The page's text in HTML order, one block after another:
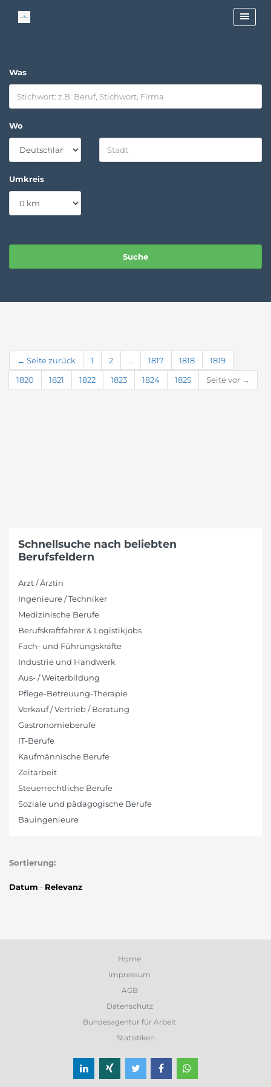
Was
Wo
Umkreis
← Seite zurück 1 2 … 1817 1818
1819
1820
1821 1822 1823 1824 1825 Seite vor →
Schnellsuche nach beliebten
Berufsfeldern
Arzt / Ärztin
Ingenieure / Techniker
Medizinische Berufe
Berufskraftfahrer & Logistikjobs
Fach- und Führungskräfte
Industrie und Handwerk
Aus- / Weiterbildung
Pflege-Betreuung-Therapie
Verkauf / Vertrieb / Beratung
Gastronomieberufe
IT-Berufe
Kaufmännische Berufe
Zeitarbeit
Steuerrechtliche Berufe
Soziale und pädagogische Berufe
Bauingenieure
Sortierung:
Datum - Relevanz
Home
Impressum
AGB
Datenschutz
Bundesagentur für Arbeit
Statistiken